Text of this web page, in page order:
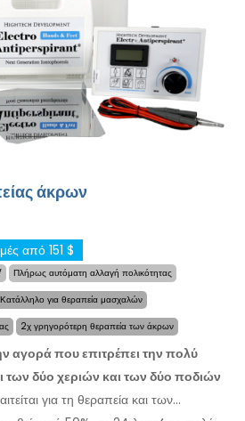
άκρων
από 151 $
Πλήρως αυτόματη αλλαγή πολικότητας
Κατάλληλο για θεραπεία μασχαλών
2χ γρηγορότερη θεραπεία των άκρων
αγορά που επιτρέπει την πολύ
των δύο χεριών και των δύο ποδιών
για τη θεραπεία και των